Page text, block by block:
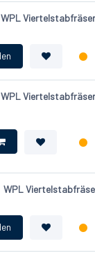
WPL
WPL
WPL